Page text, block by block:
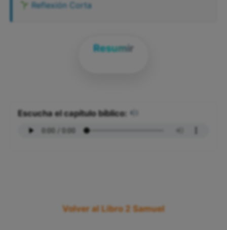
Reflexión Corta
Resumir
Escucha el capítulo bíblico:
Volver al Libro 2 Samuel